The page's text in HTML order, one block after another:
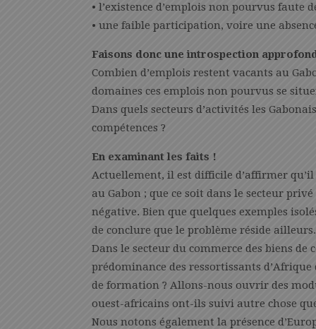
• l’existence d’emplois non pourvus faute
• une faible participation, voire une
Faisons donc une introspection
Combien d’emplois restent vacants au
domaines ces emplois non pourvus se
Dans quels secteurs d’activités les
compétences ?
En examinant les faits !
Actuellement, il est difficile d’affirmer
au Gabon ; que ce soit dans le secteur
négative. Bien que quelques exemples
de conclure que le problème réside
Dans le secteur du commerce des biens
prédominance des ressortissants
de formation ? Allons-nous ouvrir des
ouest-africains ont-ils suivi autre chose
Nous notons également la présence